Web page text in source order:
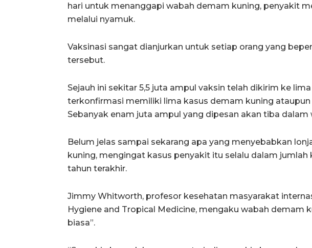
hari untuk menanggapi wabah demam kuning, penyakit
melalui nyamuk.
Vaksinasi sangat dianjurkan untuk setiap orang yang
tersebut.
Sejauh ini sekitar 5,5 juta ampul vaksin telah dikirim ke
terkonfirmasi memiliki lima kasus demam kuning
Sebanyak enam juta ampul yang dipesan akan tiba
Belum jelas sampai sekarang apa yang menyebabkan
kuning, mengingat kasus penyakit itu selalu dalam jumlah
tahun terakhir.
Jimmy Whitworth, profesor kesehatan masyarakat
Hygiene and Tropical Medicine, mengaku wabah demam
biasa”.